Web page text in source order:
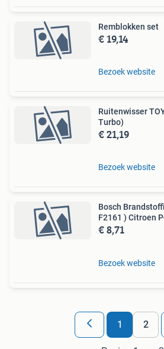
Remblokken set
€ 19,14
Bezoek website
Ruitenwisser
Turbo)
€ 21,19
Bezoek website
Bosch
F2161 ) Citroen
€ 8,71
Bezoek website
1 2